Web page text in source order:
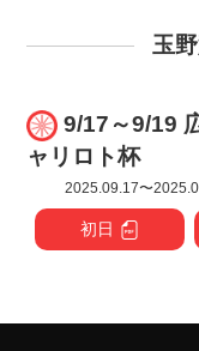
玉
9/17～9/19
ャリロト杯
2025.09.17〜
初日